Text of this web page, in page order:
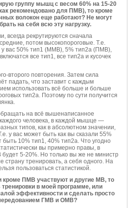
группу мышц с весом 60% на 15-20
рекомендовано для ПМВ), то кроме
волокон еще работают? Не могут
на себя всю эту нагрузку.
всегда рекрутируются сначала
потом высокопороговые. Т.е.
у вас 50% тип1 (ММВ), 5% тип2а (ПМВ),
все тип1, все тип2а и кусочек
второго повторения. Затем сила
падать, что заставит с каждым
использовать всё больше и больше
тип2а. Поэтому по сути получится
на всё вышенаписанное
человека, в каждой мышце —
типов, как в абсолютном значении,
у вас может быть как вы сказали 55%
10% тип1, 40% тип2а. Что угодно
вы примерно правы, в
5-20%. Но только вы же не министр
страну тренировать, а себя одного. На
пользоваться статистикой.
кроме ПМВ участвуют и другие МВ, то
в моей программе, или
эффективности и сделать просто
ГМВ и ОМВ?